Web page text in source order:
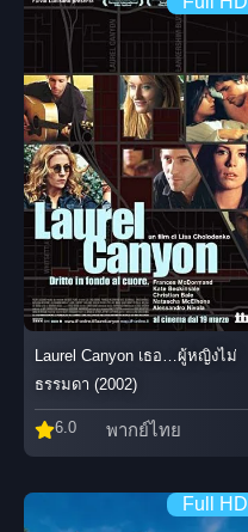
Laurel Canyon เธอ…ผู้หญิงไม่
ธรรมดา (2002)
6.0 พากย์ไทย
Full HD